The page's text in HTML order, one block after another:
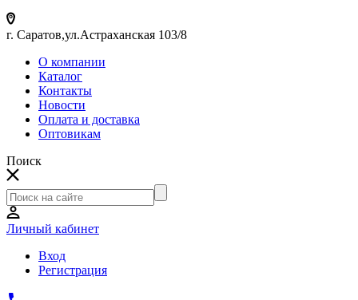
г. Саратов,ул.Астраханская 103/8
О компании
Каталог
Контакты
Новости
Оплата и доставка
Оптовикам
Поиск
Личный кабинет
Вход
Регистрация